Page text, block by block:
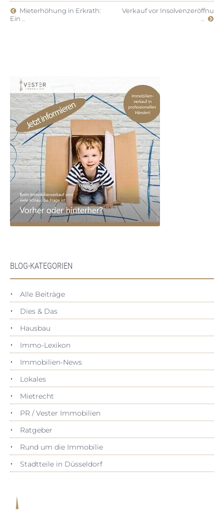
in Düsseldorf klimafreundlich gestalten.
Mieterhöhung in Erkrath:
Ein ..
Verkauf vor Insolvenzeröffnu
BLOG-KATEGORIEN
Alle Beiträge
Dies & Das
Hausbau
Immo-Lexikon
Immobilien-News
Lokales
Mietrecht
PR / Vester Immobilien
Ratgeber
Rund um die Immobilie
Stadtteile in Düsseldorf